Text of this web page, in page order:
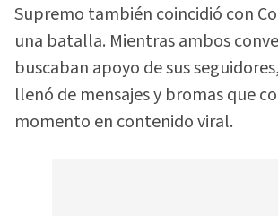
Supremo también coincidió con
una batalla. Mientras ambos
buscaban apoyo de sus
llenó de mensajes y bromas que
momento en contenido viral.